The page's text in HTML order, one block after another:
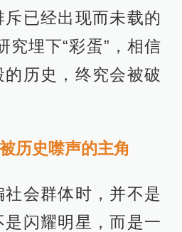
已经出现而未载的
究埋下“彩蛋”，相信
历史，终究会被破
历史噤声的主角
会群体时，并不是
闪耀明星，而是一